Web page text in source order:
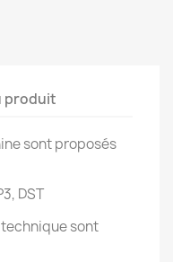
produit
sont proposés
DST
sont